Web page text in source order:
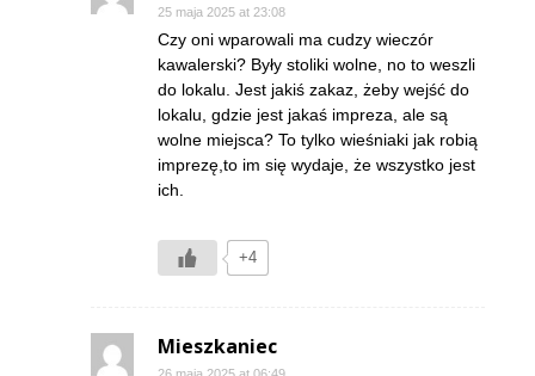
25 maja 2025 at 23:08
Czy oni wparowali ma cudzy wieczór
kawalerski? Były stoliki wolne, no to weszli
do lokalu. Jest jakiś zakaz, żeby wejść do
lokalu, gdzie jest jakaś impreza, ale są
wolne miejsca? To tylko wieśniaki jak robią
imprezę,to im się wydaje, że wszystko jest
ich.
+4
Mieszkaniec